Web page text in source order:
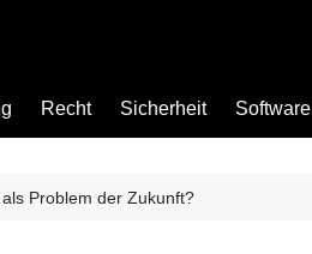
Recht Sicherheit Software
Problem der Zukunft?